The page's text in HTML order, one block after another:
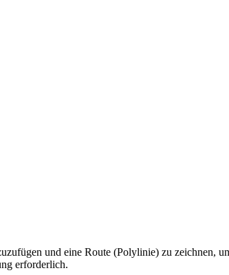
und eine Route (Polylinie) zu zeichnen,
erforderlich.